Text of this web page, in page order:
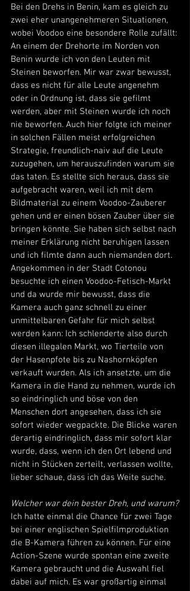
Bei den Drehs in Benin, kam es gleich zu
zwei eher unangenehmeren Situationen,
wobei Voodoo eine besondere Rolle zufällt:
An einem der Drehorte im Norden von
Benin wurde ich von den Leuten mit
Steinen beworfen. Mir war zwar bewusst,
dass es nicht für alle Leute angenehm
oder in Ordnung ist, dass sie gefilmt
werden, aber mit Steinen wurde ich noch
nie beworfen. Auch hier folgte ich meiner
in solchen Fällen meist erfolgreichen
Strategie, freundlich-naiv auf die Leute
zuzugehen, um herauszufinden warum sie
das taten. Es stellte sich heraus, dass sie
aufgebracht waren, weil ich mit dem
Bildmaterial zu einem Voodoo-Zauberer
gehen und er einen bösen Zauber über sie
bringen könnte. Sie haben sich selbst nach
meiner Erklärung nicht beruhigen lassen
und ich filmte dann auch niemanden dort.
Angekommen in der Stadt Cotonou
besuchte ich einen Voodoo-Fetisch-Markt
und da wurde mir bewusst, dass die
Kamera auch ganz schnell zu einer
unmittelbaren Gefahr für mich selbst
werden kann: Ich schlenderte also durch
diesen illegalen Markt, wo Tierteile von
der Hasenpfote bis zu Nashornköpfen
verkauft wurden. Als ich ansetzte, um die
Kamera in die Hand zu nehmen, wurde ich
so eindringlich und böse von den
Menschen dort angesehen, dass ich sie
sofort wieder wegpackte. Die Blicke waren
derartig eindringlich, dass mir sofort klar
wurde, dass, wenn ich den Ort lebend und
nicht in Stücken zerteilt, verlassen wollte,
lieber schaue, dass ich das Weite suche.
Welcher war dein bester Dreh, und warum?
Ich hatte einmal die Chance für zwei Tage
bei einer englischen Spielfilmproduktion
die B-Kamera führen zu können. Für eine
Action-Szene wurde spontan eine zweite
Kamera gebraucht und die Auswahl fiel
dabei auf mich. Es war großartig einmal